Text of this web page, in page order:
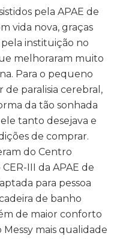
pela APAE de
vida nova, graças
instituição no
melhoraram muito
Para o pequeno
de paralisia cerebral,
da tão sonhada
tanto desejava e
de comprar.
do Centro
III da APAE de
para pessoa
de banho
de maior conforto
mais qualidade